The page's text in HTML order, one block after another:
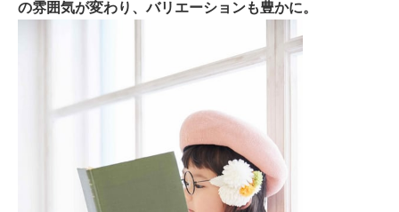
の雰囲気が変わり、バリエーションも豊かに。